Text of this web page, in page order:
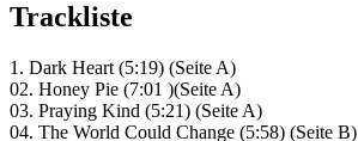
Trackliste
1. Dark Heart (5:19) (Seite A)
02. Honey Pie (7:01 )(Seite A)
03. Praying Kind (5:21) (Seite A)
04. The World Could Change (5:58) (Seite B)